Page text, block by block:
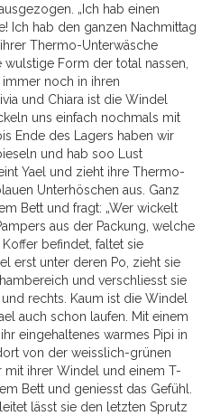
„Ich hab einen
Ich hab den ganzen Nachmittag
Thermo-Unterwäsche
Form der total nassen,
noch in ihren
und Chiara ist die Windel
uns einfach nochmals mit
Ende des Lagers haben wir
und hab soo Lust
Yael und zieht ihre Thermo-
Unterhöschen aus. Ganz
Bett und fragt: „Wer wickelt
aus der Packung, welche
befindet, faltet sie
erst unter deren Po, zieht sie
und verschliesst sie
rechts. Kaum ist die Windel
auch schon laufen. Mit einem
eingehaltenes warmes Pipi in
von der weisslich-grünen
mit ihrer Windel und einem T-
Bett und geniesst das Gefühl.
lässt sie den letzten Sprutz